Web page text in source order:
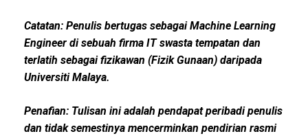
Catatan: Penulis bertugas sebagai Machine Learning
Engineer di sebuah firma IT swasta tempatan dan
terlatih sebagai fizikawan (Fizik Gunaan) daripada
Universiti Malaya.
Penafian: Tulisan ini adalah pendapat peribadi penulis
dan tidak semestinya mencerminkan pendirian rasmi